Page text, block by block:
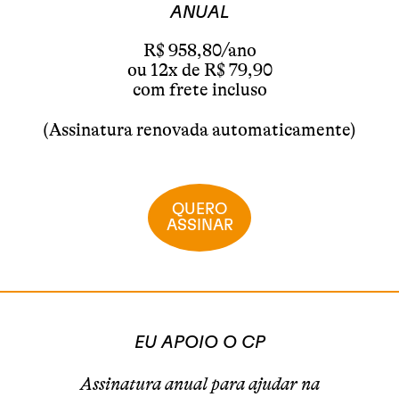
ANUAL
R$ 958,80/ano
ou 12x de R$ 79,90
com frete incluso
(Assinatura renovada automaticamente)
QUERO
ASSINAR
EU APOIO O CP
Assinatura anual para ajudar na